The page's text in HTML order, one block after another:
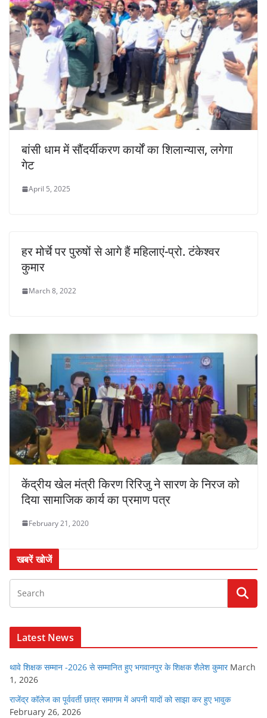
बांसी धाम में सौंदर्यीकरण कार्यों का शिलान्यास, लगेगा
गेट
April 5, 2025
हर मोर्चे पर पुरुषों से आगे हैं महिलाएं-प्रो. टंकेश्वर
कुमार
March 8, 2022
केंद्रीय खेल मंत्री किरण रिरिजु ने सारण के निरज को
दिया सामाजिक कार्य का प्रमाण पत्र
February 21, 2020
खबरें खोजें
Latest News
थावे शिक्षक सम्मान -2026 से सम्मानित हुए भगवानपुर के शिक्षक शैलेश कुमार March
1, 2026
राजेंद्र कॉलेज का पूर्ववर्ती छात्र समागम में अपनी यादों को साझा कर हुए भावुक
February 26, 2026